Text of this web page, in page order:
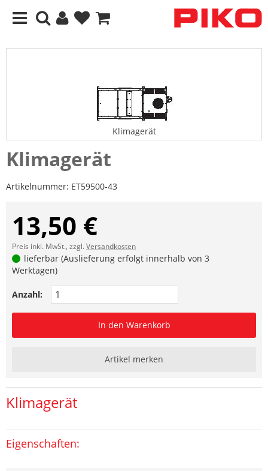
Klimagerät
Klimagerät
Artikelnummer: ET59500-43
13,50 €
Preis inkl. MwSt., zzgl.Versandkosten
lieferbar (Auslieferung erfolgt innerhalb von 3
Werktagen)
Anzahl:
In den Warenkorb
Artikel merken
Klimagerät
Eigenschaften: